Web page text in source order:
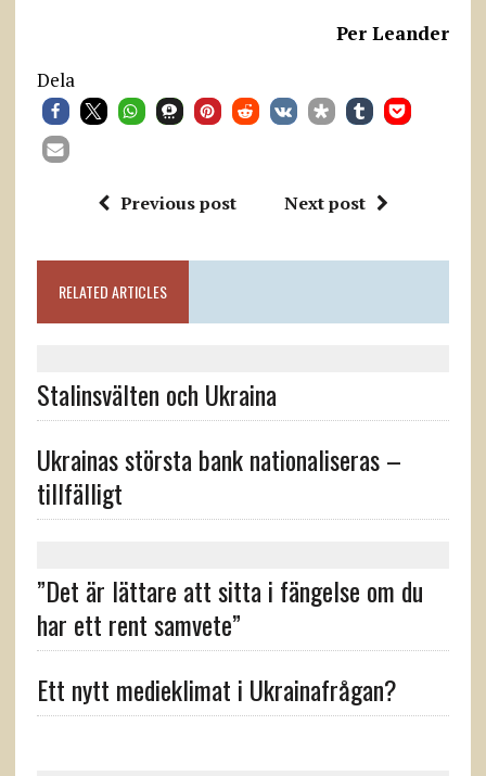
Per Leander
Dela
Previous post Next post
RELATED ARTICLES
Stalinsvälten och Ukraina
Ukrainas största bank nationaliseras –
tillfälligt
”Det är lättare att sitta i fängelse om du
har ett rent samvete”
Ett nytt medieklimat i Ukrainafrågan?